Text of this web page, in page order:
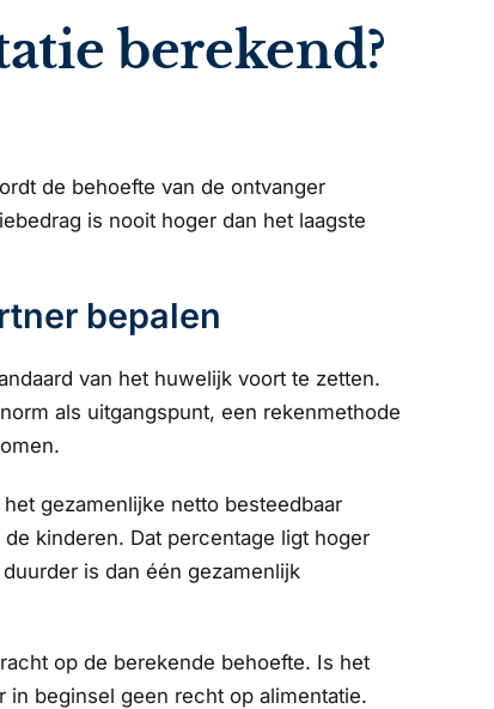
berekend?
de behoefte van de ontvanger
is nooit hoger dan het laagste
bepalen
van het huwelijk voort te zetten.
als uitgangspunt, een rekenmethode
gezamenlijke netto besteedbaar
kinderen. Dat percentage ligt hoger
is dan één gezamenlijk
op de berekende behoefte. Is het
beginsel geen recht op alimentatie.